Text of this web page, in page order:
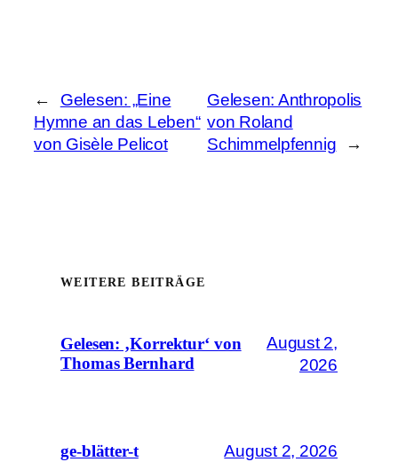
←
Gelesen: „Eine
Hymne an das Leben“
von Gisèle Pelicot
Gelesen: Anthropolis
von Roland
Schimmelpfennig
→
WEITERE BEITRÄGE
Gelesen: ‚Korrektur‘ von
Thomas Bernhard
August 2,
2026
ge-blätter-t August 2, 2026